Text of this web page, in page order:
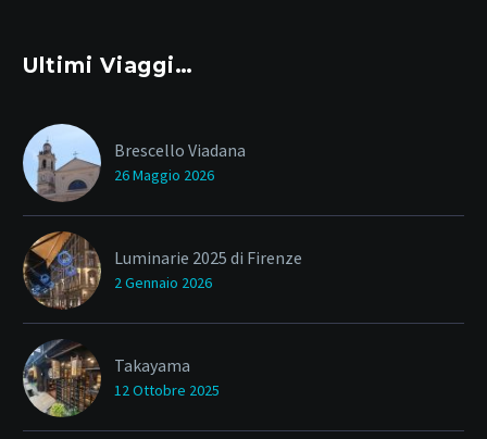
Ultimi Viaggi…
Brescello Viadana
26 Maggio 2026
Luminarie 2025 di Firenze
2 Gennaio 2026
Takayama
12 Ottobre 2025